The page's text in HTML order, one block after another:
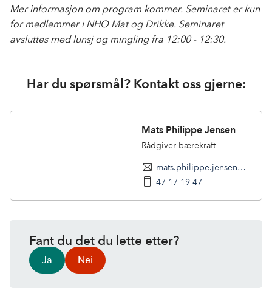
Mer informasjon om program kommer. Seminaret er kun
for medlemmer i NHO Mat og Drikke. Seminaret
avsluttes med lunsj og mingling fra 12:00 - 12:30.
Har du spørsmål? Kontakt oss gjerne:
Mats Philippe Jensen
Rådgiver bærekraft
mats.philippe.jensen@nhomd.no
47 17 19 47
Fant du det du lette etter?
Ja Nei